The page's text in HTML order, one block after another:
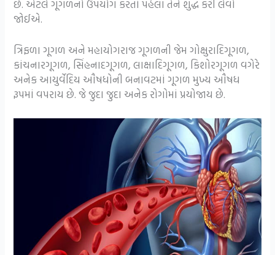
છે. એટલે ગૂગળનો ઉપયોગ કરતાં પહેલા તેને શુદ્ધ કરી લેવો
જોઈએ.
ત્રિફળા ગૂગળ અને મહાયોગરાજ ગૂગળની જેમ ગોક્ષુરાદિગૂગળ,
કાંચનારગૂગળ, સિંહનાદગૂગળ, લાક્ષાદિગૂગળ, કિશોરગૂગળ વગેરે
અનેક આયુર્વેદિય ઔષધોની બનાવટમાં ગૂગળ મુખ્ય ઔષધ
રૂપમાં વપરાય છે. જે જુદા જુદા અનેક રોગોમાં પ્રયોજાય છે.